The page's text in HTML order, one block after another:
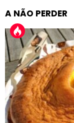
A NÃO PERDER